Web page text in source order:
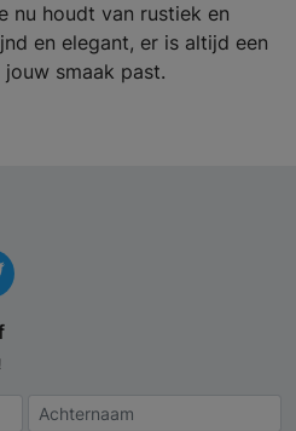
nu houdt van rustiek en
en elegant, er is altijd een
smaak past.